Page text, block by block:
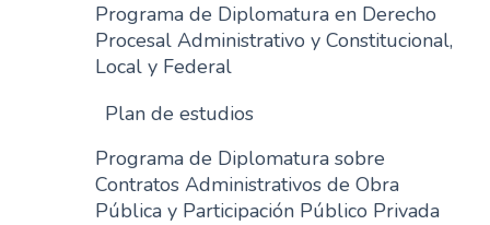
Programa de Diplomatura en Derecho
Procesal Administrativo y Constitucional,
Local y Federal
Plan de estudios
Programa de Diplomatura sobre
Contratos Administrativos de Obra
Pública y Participación Público Privada